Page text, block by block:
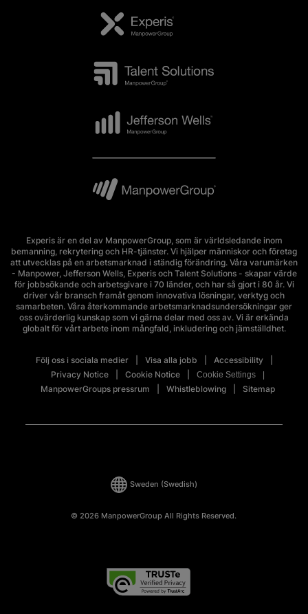
Experis är en del av ManpowerGroup, som är världsledande inom
bemanning, rekrytering och HR-tjänster. Vi hjälper människor och företag
att utvecklas på en arbetsmarknad i ständig förändring. Våra varumärken
- Manpower, Jefferson Wells, Experis och Talent Solutions - skapar värde
för jobbsökande och arbetsgivare i 70 länder, och har så gjort i 80 år. Vi
driver vår bransch framåt genom innovativa lösningar, verktyg och
samarbeten. Våra återkommande arbetsmarknadsundersökningar ger
oss ovärderlig kunskap som vi gärna delar med oss av. Vi är erkända
globalt för vårt arbete inom mångfald, inkludering och jämställdhet.
Följ oss i sociala medier Visa alla jobb
Accessibility
Privacy Notice
Cookie Notice Cookie Settings
ManpowerGroups pressrum Whistleblowing Sitemap
© 2026 ManpowerGroup All Rights Reserved.
Sweden (Swedish)